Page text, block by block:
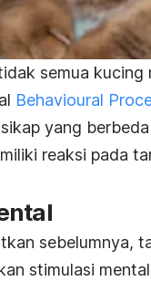
semua kucing
Behavioural
yang
reaksi pada
sebelumnya,
stimulasi